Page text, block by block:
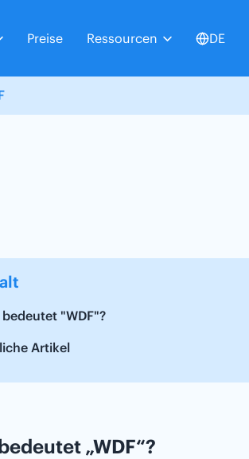
Preise Ressourcen DE
bedeutet "WDF"?
Artikel
„WDF“?